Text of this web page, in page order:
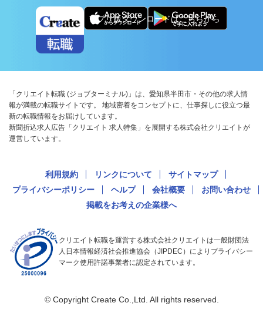
アプリ版ダウンロードはこちらから
「クリエイト転職 (ジョブターミナル)」は、愛知県半田市・その他の求人情
報が満載の転職サイトです。 地域密着をコンセプトに、仕事探しに役立つ最
新の転職情報をお届けしています。
新聞折込求人広告「クリエイト 求人特集」を展開する株式会社クリエイトが
運営しています。
利用規約 リンクについて
サイトマップ
プライバシーポリシー
ヘルプ 会社概要
お問い合わせ
掲載をお考えの企業様へ
クリエイト転職を運営する株式会社クリエイトは一般財団法
人日本情報経済社会推進協会（JIPDEC）によりプライバシー
マーク使用許諾事業者に認定されています。
© Copyright Create Co.,Ltd. All rights reserved.